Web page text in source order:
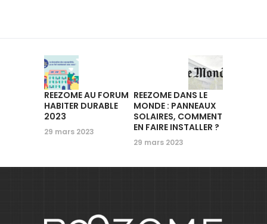
REEZOME AU FORUM
HABITER DURABLE
2023
29 mars 2023
REEZOME DANS LE
MONDE : PANNEAUX
SOLAIRES, COMMENT
EN FAIRE INSTALLER ?
29 mars 2023